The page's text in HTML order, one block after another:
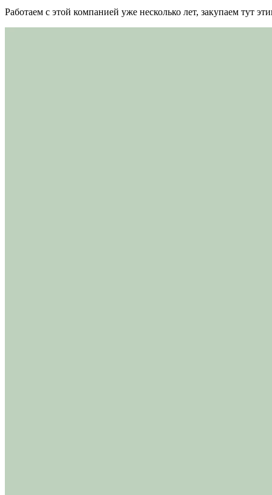
Работаем с этой компанией уже несколько лет, закупаем тут